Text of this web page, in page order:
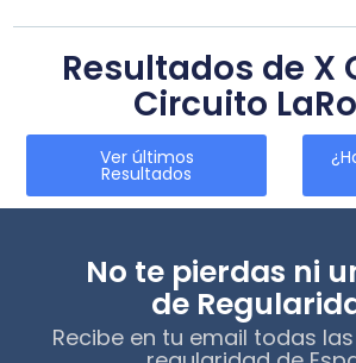
Resultados de X
Circuito
Ver últimos
Resultados
No te pierdas ni
de
Recibe en tu email todas